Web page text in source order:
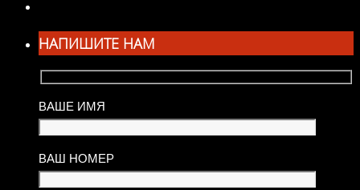
НАПИШИТЕ НАМ
ВАШЕ ИМЯ
ВАШ НОМЕР